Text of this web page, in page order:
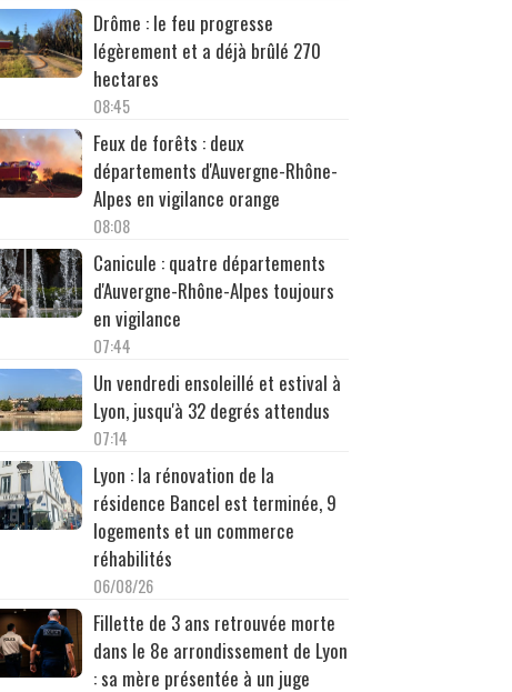
Drôme : le feu progresse
légèrement et a déjà brûlé 270
hectares
08:45
Feux de forêts : deux
départements d'Auvergne-Rhône-
Alpes en vigilance orange
08:08
Canicule : quatre départements
d'Auvergne-Rhône-Alpes toujours
en vigilance
07:44
Un vendredi ensoleillé et estival à
Lyon, jusqu'à 32 degrés attendus
07:14
Lyon : la rénovation de la
résidence Bancel est terminée, 9
logements et un commerce
réhabilités
06/08/26
Fillette de 3 ans retrouvée morte
dans le 8e arrondissement de Lyon
: sa mère présentée à un juge